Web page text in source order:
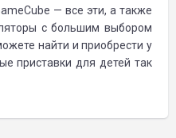
— все эти, а также
с большим выбором
найти и приобрести у
приставки для детей так